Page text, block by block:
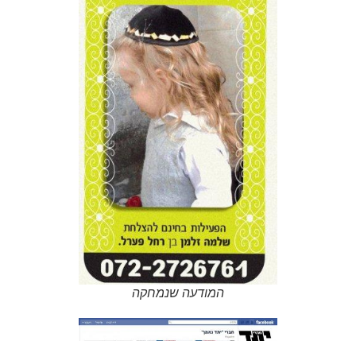
המודעה שנמחקה